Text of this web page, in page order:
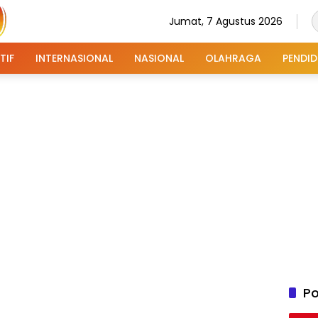
Jumat, 7 Agustus 2026
INTERNASIONAL NASIONAL OLAHRAGA